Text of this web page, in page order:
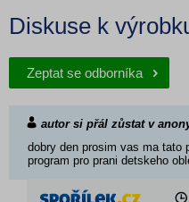
Diskuse k
Zeptat se odborníka
autor si přál zůstat v
dobry den prosim vas ma tato
program pro prani detskeho